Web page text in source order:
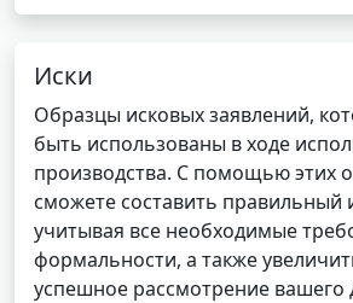
Иски
Образцы исковых заявлений,
быть использованы в ходе
производства. С помощью этих
сможете составить правильный
учитывая все необходимые
формальности, а также
успешное рассмотрение вашего